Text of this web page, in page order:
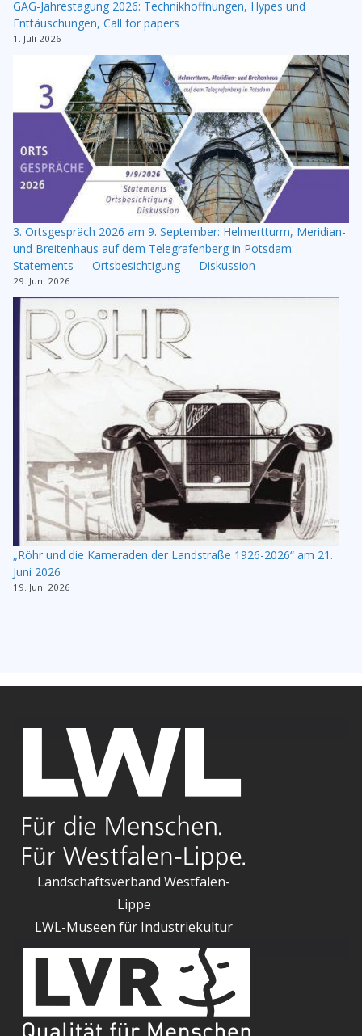
GAG-Jahrestagung 2026: Technikhoffnungen, Hypes und
Enttäuschungen, Call for papers
1. Juli 2026
3. Ortsgespräch 2026 am 9. September: Helmertturm, Meridian-
und Breitenhaus auf dem Telegrafenberg in Potsdam:
Statements — Ortsbesichtigung — Diskussion
29. Juni 2026
„Röhr und die Kameraden der Landstraße 1926-2026“ am 21.
Juni 2026
19. Juni 2026
Landschaftsverband Westfalen-
Lippe
LWL-Museen für Industriekultur